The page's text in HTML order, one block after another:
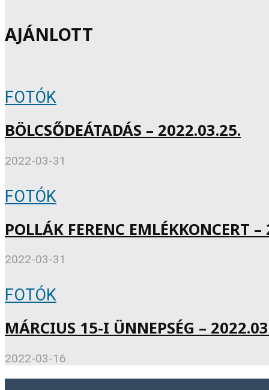
AJÁNLOTT
FOTÓK
BÖLCSŐDEÁTADÁS – 2022.03.25.
2022-03-31
FOTÓK
POLLÁK FERENC EMLÉKKONCERT
2022-03-31
FOTÓK
MÁRCIUS 15-I ÜNNEPSÉG –
2022-03-16